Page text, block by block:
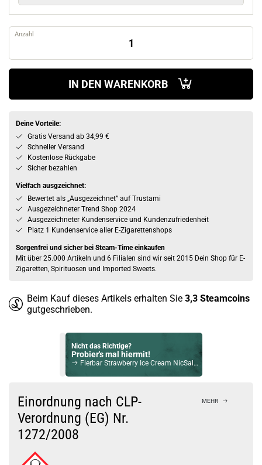
Anzahl
IN DEN WARENKORB
Deine Vorteile:
Gratis Versand ab 34,99 €
Schneller Versand
Kostenlose Rückgabe
Sicher bezahlen
Vielfach ausgzeichnet:
Bewertet als „Ausgezeichnet” auf Trustami
Ausgezeichneter Trend Shop 2024
Ausgezeichneter Kundenservice und Kundenzufriedenheit
Platz 1 Kundenservice aller E-Zigarettenshops
Sorgenfrei und sicher bei Steam-Time einkaufen
Mit über 25.000 Artikeln und 6 Filialen sind wir seit 2015 Dein Shop für E-
Zigaretten, Spirituosen und Imported Sweets.
Beim Kauf dieses Artikels erhalten Sie 3,3 Steamcoins
gutgeschrieben.
Nicht das Richtige?
Probier's mal hiermit!
Flerbar Strawberry Ice Cream NicSalt Liquid 10ml / 20mg
Check das mal!
Vaporesso Vibe SE Pod System Kit Lila
Du willst Kröten sparen?
Schau mal hier!
Einordnung nach CLP-
Verordnung (EG) Nr.
1272/2008
MEHR